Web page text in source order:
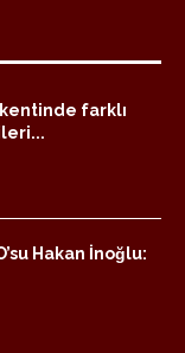
kentinde farklı
Hakan İnoğlu: